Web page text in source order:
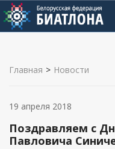
Главная > Новости
Поздравляем с
Павловича
19 апреля 2018